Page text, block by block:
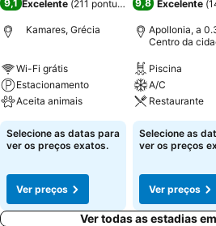
9,1 Excelente (211 pontuações)
Kamares, Grécia
Wi-Fi grátis
Estacionamento
Aceita animais
Selecione as datas para
ver os preços exatos.
Ver preços
9,8 Excelente (
Apollonia, a
Centro da
Piscina
A/C
Restaurante
Selecione as
ver os preços
Ver preços
Ver todas as estadias